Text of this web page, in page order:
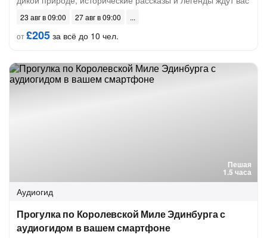
23 авг в 09:00
27 авг в 09:00
от£205 за всё до 10 чел.
Пешая
1.5 часа
Аудиогид
Прогулка по Королевской Миле Эдинбурга с
аудиогидом в вашем смартфоне